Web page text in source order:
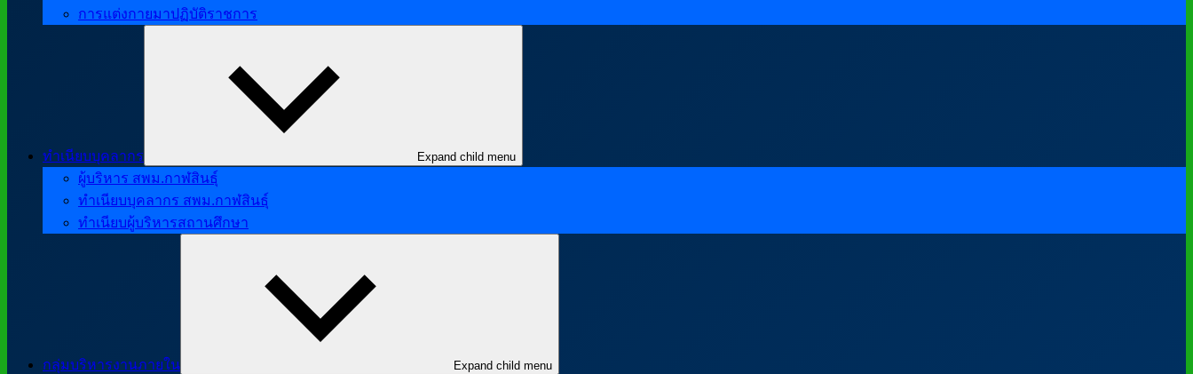
การแต่งกายมาปฏิบัติราชการ
ทำเนียบบุคลากร Expand child menu
ผู้บริหาร สพม.กาฬสินธุ์
ทำเนียบบุคลากร สพม.กาฬสินธุ์
ทำเนียบผู้บริหารสถานศึกษา
กลุ่มบริหารงานภายใน Expand child menu